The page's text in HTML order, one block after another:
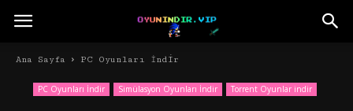
Ana Sayfa PC Oyunları İndir
PC Oyunları İndir Simülasyon Oyunları İndir Torrent Oyunlar indir